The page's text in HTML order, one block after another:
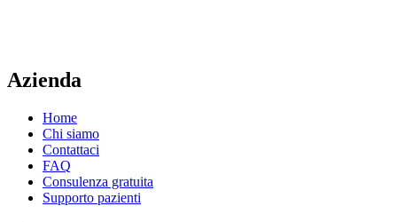
Azienda
Home
Chi siamo
Contattaci
FAQ
Consulenza gratuita
Supporto pazienti